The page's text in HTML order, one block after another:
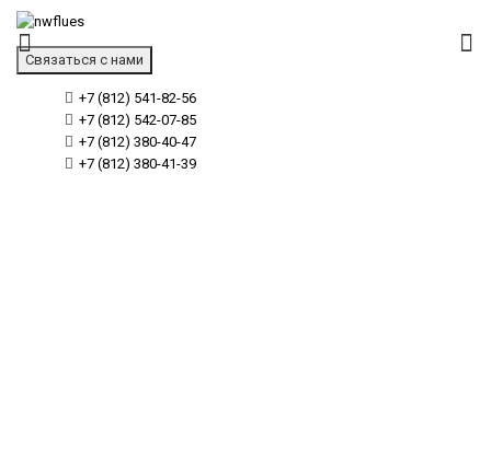
Связаться с нами
+7 (812) 541-82-56
+7 (812) 542-07-85
+7 (812) 380-40-47
+7 (812) 380-41-39